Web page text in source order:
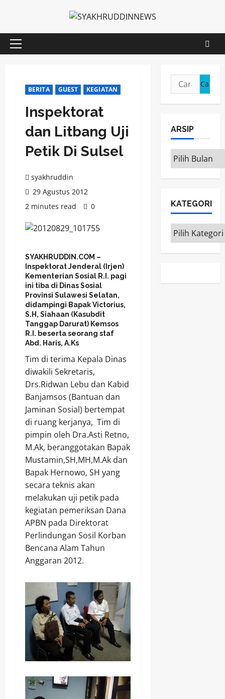
content
Primary
BERITA GUEST KEGIATAN
Inspektorat
dan Litbang Uji
Petik Di Sulsel
syakhruddin
29 Agustus 2012
2 minutes read
0
SYAKHRUDDIN.COM –
Inspektorat Jenderal (Irjen)
Kementerian Sosial R.I. pagi
ini tiba di Dinas Sosial
Provinsi Sulawesi Selatan,
didampingi Bapak Victorius,
S.H, Siahaan (Kasubdit
Tanggap Darurat) Kemsos
R.I. beserta seorang staf
Abd. Haris, A.Ks
Tim di terima Kepala Dinas
diwakili Sekretaris,
Drs.Ridwan Lebu dan Kabid
Banjamsos (Bantuan dan
Jaminan Sosial) bertempat
di ruang kerjanya, Tim di
pimpin oleh Dra.Asti Retno,
M.Ak, beranggotakan Bapak
Mustamin,SH,MH,M.Ak dan
Bapak Hernowo, SH yang
secara teknis akan
melakukan uji petik pada
kegiatan pemeriksan Dana
APBN pada Direktorat
Perlindungan Sosil Korban
Bencana Alam Tahun
Anggaran 2012.
Cari
untuk:
ARSIP
ARSIP
KATEGORI
Kategori